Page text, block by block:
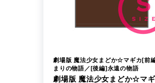
劇場版 魔法少女まどか☆マギカ[前
まりの物語／[後編]永遠の物語
劇場版 魔法少女まどか☆マ